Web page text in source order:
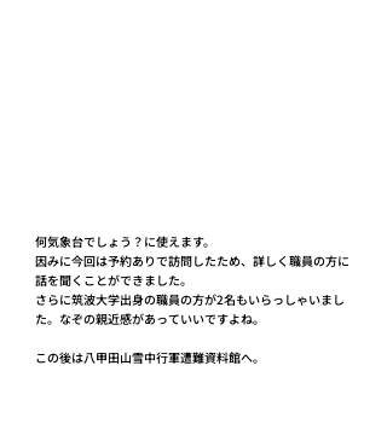
何気象台でしょう？に使えます。
因みに今回は予約ありで訪問したため、詳しく職員の方に
話を聞くことができました。
さらに筑波大学出身の職員の方が2名もいらっしゃいまし
た。なぞの親近感があっていいですよね。
この後は八甲田山雪中行軍遭難資料館へ。